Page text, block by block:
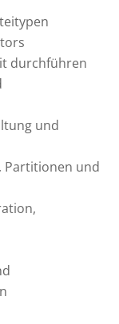
durchführen
und
Partitionen und